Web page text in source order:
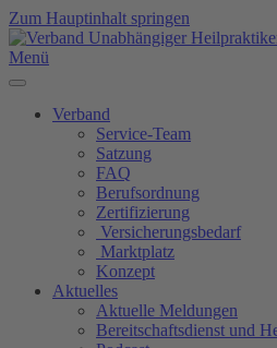
Zum Hauptinhalt springen
Menü
Verband
Service-Team
Satzung
FAQ
Berufsordnung
Zertifizierung
Versicherungsbedarf
Marktplatz
Konzept
Aktuelles
Aktuelle Meldungen
Bereitschaftsdienst und